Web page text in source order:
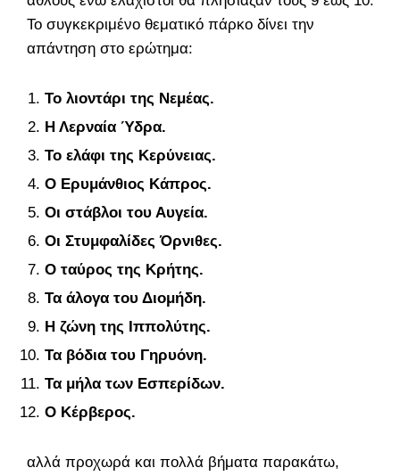
Το συγκεκριμένο θεματικό πάρκο δίνει την
απάντηση στο ερώτημα:
Το λιοντάρι της Νεμέας.
Η Λερναία Ύδρα.
Το ελάφι της Κερύνειας.
Ο Ερυμάνθιος Κάπρος.
Οι στάβλοι του Αυγεία.
Οι Στυμφαλίδες Όρνιθες.
Ο ταύρος της Κρήτης.
Τα άλογα του Διομήδη.
Η ζώνη της Ιππολύτης.
Τα βόδια του Γηρυόνη.
Τα μήλα των Εσπερίδων.
Ο Κέρβερος.
αλλά προχωρά και πολλά βήματα παρακάτω,